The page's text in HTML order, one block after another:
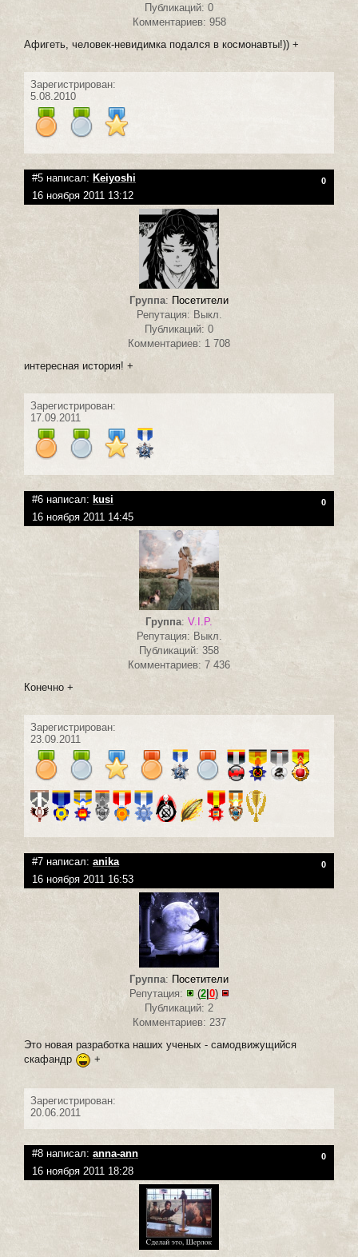
Публикаций: 0
Комментариев: 958
Афигеть, человек-невидимка подался в космонавты!)) +
Зарегистрирован:
5.08.2010
#5 написал: Keiyoshi 0
16 ноября 2011 13:12
Группа: Посетители
Репутация: Выкл.
Публикаций: 0
Комментариев: 1 708
интересная история! +
Зарегистрирован:
17.09.2011
#6 написал: kusi 0
16 ноября 2011 14:45
Группа: V.I.P.
Репутация: Выкл.
Публикаций: 358
Комментариев: 7 436
Конечно +
Зарегистрирован:
23.09.2011
#7 написал: anika 0
16 ноября 2011 16:53
Группа: Посетители
Репутация:
(2| 0)
Публикаций: 2
Комментариев: 237
Это новая разработка наших ученых - самодвижущийся
скафандр
+
Зарегистрирован:
20.06.2011
#8 написал: anna-ann 0
16 ноября 2011 18:28